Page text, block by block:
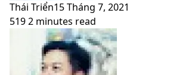
Thái Triển15 Tháng 7, 2021
5192 minutes read
Facebook
LinkedIn
Pinterest
Messenger
Messenger
WhatsApp
Telegram
Facebook
LinkedIn
Pinterest
Messenger
Messenger
WhatsApp
Telegram